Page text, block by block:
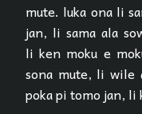
mute. luka ona li
jan, li sama ala
li ken moku e
sona mute, li wile
poka pi tomo jan, li